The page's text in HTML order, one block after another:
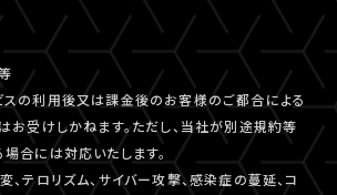
スの利用後又は課金後のお客様のご都合による
お受けしかねます。ただし、当社が別途規約等
合には対応いたします。
、テロリズム、サイバー攻撃、感染症の蔓延、コ